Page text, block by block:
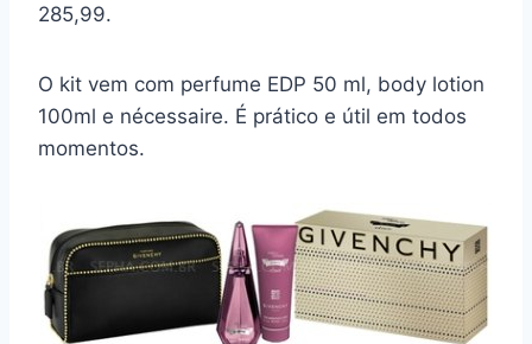
285,99.
O kit vem com perfume EDP 50 ml, body lotion
100ml e nécessaire. É prático e útil em todos
momentos.